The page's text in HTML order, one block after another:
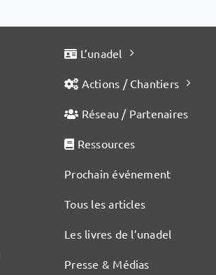
L’unadel
Actions / Chantiers
Réseau / Partenaires
Ressources
Prochain événement
Tous les articles
Les livres de l’unadel
Presse & Médias